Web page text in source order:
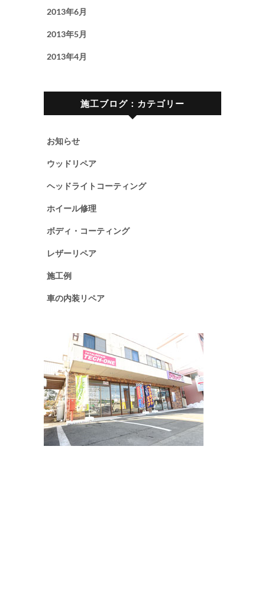
2013年6月
2013年5月
2013年4月
施工ブログ：カテゴリー
お知らせ
ウッドリペア
ヘッドライトコーティング
ホイール修理
ボディ・コーティング
レザーリペア
施工例
車の内装リペア